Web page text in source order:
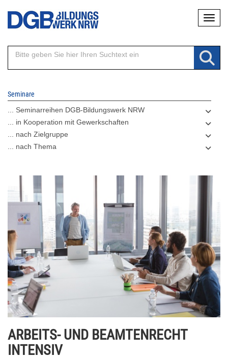
Direkt
Inhalt
Seminare
... Seminarreihen DGB-Bildungswerk NRW
... in Kooperation mit Gewerkschaften
... nach Zielgruppe
... nach Thema
ARBEITS- UND BEAMTENRECHT
INTENSIV